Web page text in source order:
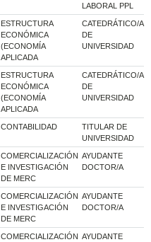
LABORAL PPL
ESTRUCTURA
ECONÓMICA
(ECONOMÍA
APLICADA
CATEDRÁTICO/A
DE
UNIVERSIDAD
ESTRUCTURA
ECONÓMICA
(ECONOMÍA
APLICADA
CATEDRÁTICO/A
DE
UNIVERSIDAD
CONTABILIDAD
TITULAR DE
UNIVERSIDAD
COMERCIALIZACIÓN
E INVESTIGACIÓN
DE MERC
AYUDANTE
DOCTOR/A
COMERCIALIZACIÓN
E INVESTIGACIÓN
DE MERC
AYUDANTE
DOCTOR/A
COMERCIALIZACIÓN AYUDANTE